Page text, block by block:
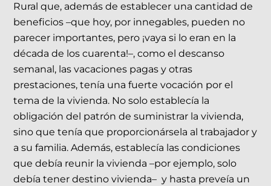
Rural que, además de establecer una cantidad de
beneficios –que hoy, por innegables, pueden no
parecer importantes, pero ¡vaya si lo eran en la
década de los cuarenta!–, como el descanso
semanal, las vacaciones pagas y otras
prestaciones, tenía una fuerte vocación por el
tema de la vivienda. No solo establecía la
obligación del patrón de suministrar la vivienda,
sino que tenía que proporcionársela al trabajador y
a su familia. Además, establecía las condiciones
que debía reunir la vivienda –por ejemplo, solo
debía tener destino vivienda– y hasta preveía un